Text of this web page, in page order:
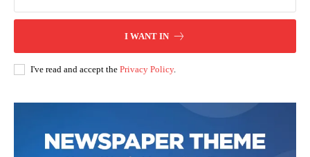
I WANT IN
I've read and accept the Privacy Policy.